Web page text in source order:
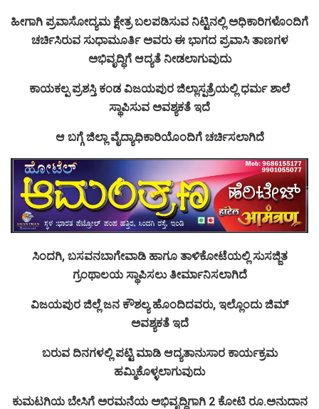
ಹೀಗಾಗಿ ಪ್ರವಾಸೋದ್ಯಮ ಕ್ಷೇತ್ರ ಬಲಪಡಿಸುವ ನಿಟ್ಟಿನಲ್ಲಿ ಅಧಿಕಾರಿಗಳೊಂದಿಗೆ
ಚರ್ಚಿಸಿರುವ ಸುಧಾಮೂರ್ತಿ ಅವರು ಈ ಭಾಗದ ಪ್ರವಾಸಿ ತಾಣಗಳ
ಅಭಿವೃದ್ಧಿಗೆ ಆದ್ಯತೆ ನೀಡಲಾಗುವುದು
ಕಾಯಕಲ್ಪ ಪ್ರಶಸ್ತಿ ಕಂಡ ವಿಜಯಪುರ ಜಿಲ್ಲಾಸ್ಪತ್ರೆಯಲ್ಲಿ ಧರ್ಮ ಶಾಲೆ
ಸ್ಥಾಪಿಸುವ ಅವಶ್ಯಕತೆ ಇದೆ
ಆ ಬಗ್ಗೆ ಜಿಲ್ಲಾ ವೈದ್ಯಾಧಿಕಾರಿಯೊಂದಿಗೆ ಚರ್ಚಿಸಲಾಗಿದೆ
ಸಿಂದಗಿ, ಬಸವನಬಾಗೇವಾಡಿ ಹಾಗೂ ತಾಳಿಕೋಟೆಯಲ್ಲಿ ಸುಸಜ್ಜಿತ
ಗ್ರಂಥಾಲಯ ಸ್ಥಾಪಿಸಲು ತೀರ್ಮಾನಿಸಲಾಗಿದೆ
ವಿಜಯಪುರ ಜಿಲ್ಲೆ ಜನ ಕೌಶಲ್ಯ ಹೊಂದಿದವರು, ಇಲ್ಲೊಂದು ಜಿಮ್
ಅವಶ್ಯಕತೆ ಇದೆ
ಬರುವ ದಿನಗಳಲ್ಲಿ ಪಟ್ಟಿ ಮಾಡಿ ಆದ್ಯತಾನುಸಾರ ಕಾರ್ಯಕ್ರಮ
ಹಮ್ಮಿಕೊಳ್ಳಲಾಗುವುದು
ಕುಮಟಗಿಯ ಬೇಸಿಗೆ ಅರಮನೆಯ ಅಭಿವೃದ್ಧಿಗಾಗಿ 2 ಕೋಟಿ ರೂ.ಅನುದಾನ